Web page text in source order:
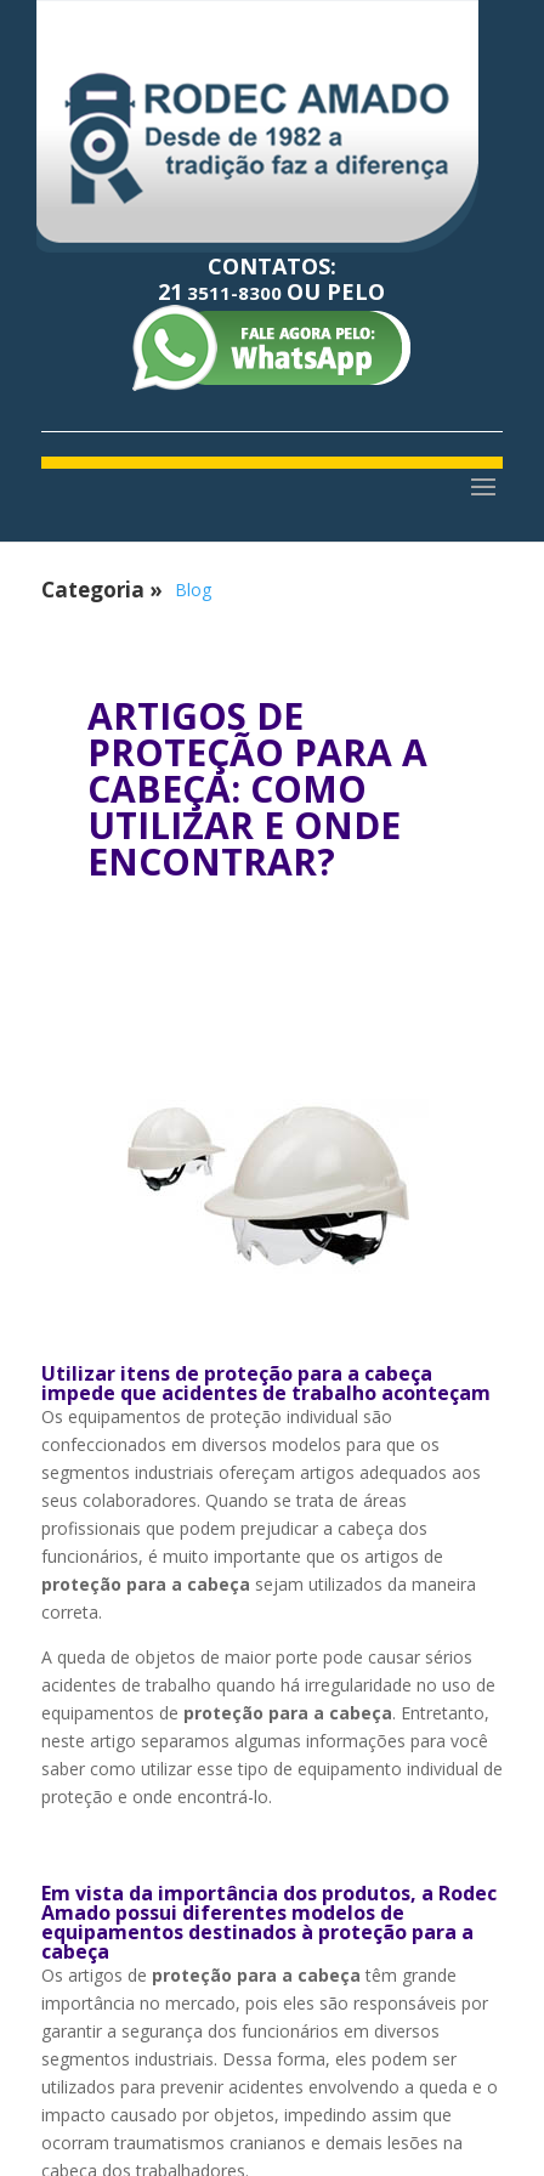
CONTATOS:
21 3511-8300 OU PELO
Categoria » Blog
ARTIGOS DE
PROTEÇÃO PARA A
CABEÇA: COMO
UTILIZAR E ONDE
ENCONTRAR?
Utilizar itens de proteção para a cabeça
impede que acidentes de trabalho aconteçam
Os equipamentos de proteção individual são
confeccionados em diversos modelos para que os
segmentos industriais ofereçam artigos adequados aos
seus colaboradores. Quando se trata de áreas
profissionais que podem prejudicar a cabeça dos
funcionários, é muito importante que os artigos de
proteção para a cabeça sejam utilizados da maneira
correta.
A queda de objetos de maior porte pode causar sérios
acidentes de trabalho quando há irregularidade no uso de
equipamentos de proteção para a cabeça. Entretanto,
neste artigo separamos algumas informações para você
saber como utilizar esse tipo de equipamento individual de
proteção e onde encontrá-lo.
Em vista da importância dos produtos, a Rodec
Amado possui diferentes modelos de
equipamentos destinados à proteção para a
cabeça
Os artigos de proteção para a cabeçatêm grande
importância no mercado, pois eles são responsáveis por
garantir a segurança dos funcionários em diversos
segmentos industriais. Dessa forma, eles podem ser
utilizados para prevenir acidentes envolvendo a queda e o
impacto causado por objetos, impedindo assim que
ocorram traumatismos cranianos e demais lesões na
cabeça dos trabalhadores.